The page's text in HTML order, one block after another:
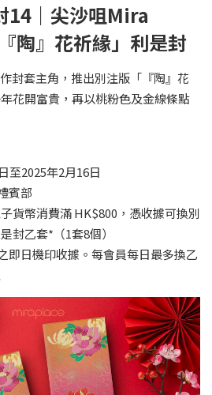
14｜尖沙咀Mira
陶』花祈緣」利是封
封套主角，推出別注版「『陶』花
花開富貴，再以桃粉色及金線條點
至2025年2月16日
賓部
貨幣消費滿 HK$800，憑收據可換別
封乙套*（1套8個）
即日機印收據。每會員每日最多換乙